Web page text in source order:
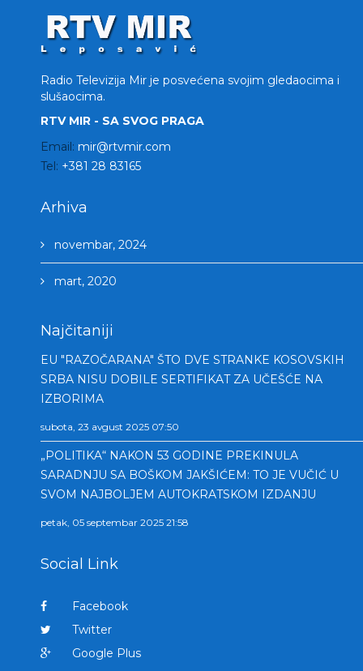
Radio Televizija Mir je posvećena svojim gledaocima i
slušaocima.
RTV MIR - SA SVOG PRAGA
Email: mir@rtvmir.com
Tel: +381 28 83165
Arhiva
novembar, 2024
mart, 2020
Najčitaniji
EU "RAZOČARANA" ŠTO DVE STRANKE KOSOVSKIH
SRBA NISU DOBILE SERTIFIKAT ZA UČEŠĆE NA
IZBORIMA
subota, 23 avgust 2025 07:50
„POLITIKA“ NAKON 53 GODINE PREKINULA
SARADNJU SA BOŠKOM JAKŠIĆEM: TO JE VUČIĆ U
SVOM NAJBOLJEM AUTOKRATSKOM IZDANJU
petak, 05 septembar 2025 21:58
Social Link
Facebook
Twitter
Google Plus